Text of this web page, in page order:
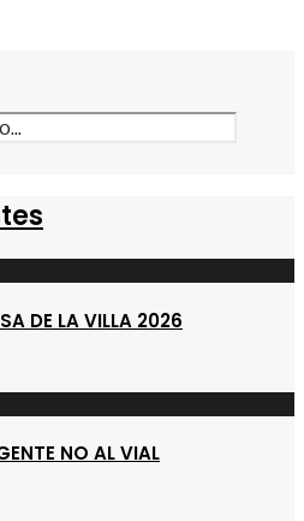
DE LA VILLA 2026
NO AL VIAL